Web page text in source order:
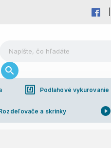
nfc Podlahové vykurovanie
a skrinky play_circle_filled